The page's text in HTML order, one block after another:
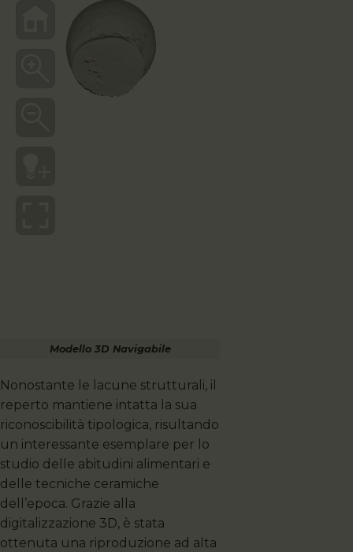
Modello 3D Navigabile
Nonostante le lacune strutturali, il
reperto mantiene intatta la sua
riconoscibilità tipologica, risultando
un interessante esemplare per lo
studio delle abitudini alimentari e
delle tecniche ceramiche
dell’epoca. Grazie alla
digitalizzazione 3D, è stata
ottenuta una riproduzione ad alta